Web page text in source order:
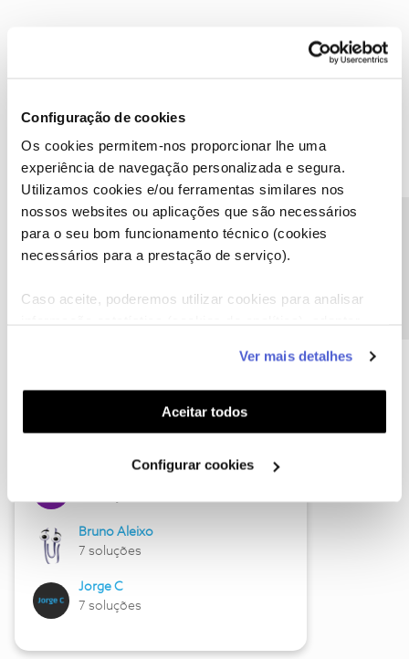
Configuração de cookies
Os cookies permitem-nos proporcionar lhe uma
experiência de navegação personalizada e segura.
Utilizamos cookies e/ou ferramentas similares nos
nossos websites ou aplicações que são necessários
para o seu bom funcionamento técnico (cookies
necessários para a prestação de serviço).
Caso aceite, poderemos utilizar cookies para analisar
funcionalidades (cookies de personalização e
funcionalidade) e adaptar anúncios aos seus interesses
(cookies de publicidade personalizada). Pode gerir a
utilização dos cookies clicando em "Configurar
Ver mais detalhes
Aceitar todos
Configurar cookies
Descubra as novidades de junho
Hall of Fame de junho
Bruno Aleixo
7 soluções
Jorge C
7 soluções